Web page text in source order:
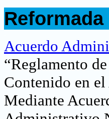
Acuerdo
“Reglamento
Contenido en
Mediante